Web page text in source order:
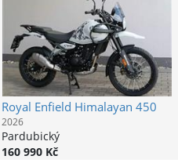
Royal Enfield Himalayan 450
2026
Pardubický
160 990 Kč